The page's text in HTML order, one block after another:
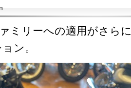
ミリーへの適用がさら
ン。